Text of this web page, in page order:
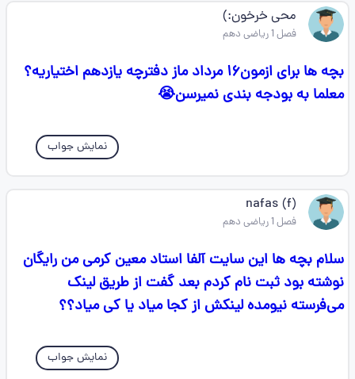
محی خرخون:)
فصل 1 ریاضی دهم
بچه ها برای ازمون۱۶ مرداد ماز دفترچه یازدهم اختیاریه؟
معلما به بودجه بندی نمیرسن😭
نمایش جواب
nafas (f)
فصل 1 ریاضی دهم
سلام بچه ها این سایت آلفا استاد معین کرمی من رایگان
نوشته بود ثبت نام کردم بعد گفت از طریق لینک
می‌فرسته نیومده لینکش از کجا میاد یا کی میاد؟؟
نمایش جواب